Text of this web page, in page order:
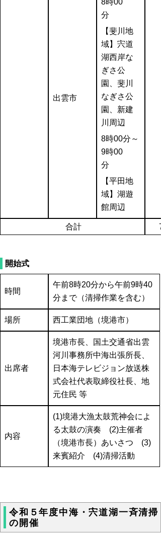
出雲市
分
【斐川地
域】宍道
湖西岸な
ぎさ公
園、斐川
なぎさ公
園、新建
川周辺
8時00分～
9時00
分
【平田地
域】湖遊
館周辺
合計
開始式
時間
午前8時20分から午前9時40
分まで（清掃作業を含む）
場所 西工業団地（境港市）
出席者
境港市長、国土交通省出雲
河川事務所中海出張所長、
日本海テレビジョン放送株
式会社代表取締役社長、地
元住民 等
内容
(1)境港大漁太鼓荒神会によ
る太鼓の演奏 (2)主催者
（境港市長）あいさつ (3)
来賓紹介 (4)清掃活動
令和５年度中海・宍道湖一斉清掃
の開催